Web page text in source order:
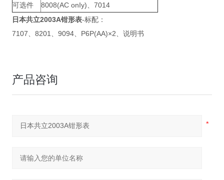
可选件
8008(AC onIy)、7014
日本共立2003A钳形表-标配：
7107、8201、9094、P6P(AA)×2、说明书
产品咨询